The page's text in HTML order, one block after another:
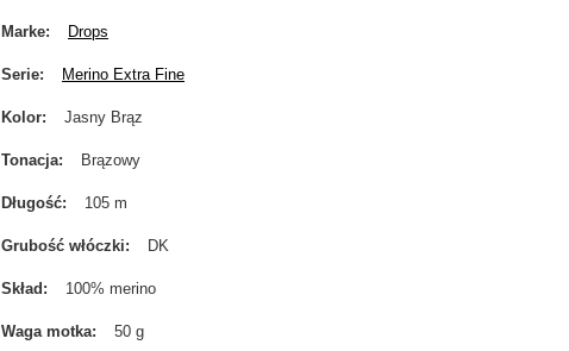
Marke Drops
Serie Merino Extra Fine
Kolor Jasny Brąz
Tonacja Brązowy
Długość 105 m
Grubość włóczki DK
Skład 100% merino
Waga motka 50 g